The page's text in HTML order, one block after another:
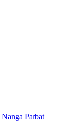
Nanga Parbat